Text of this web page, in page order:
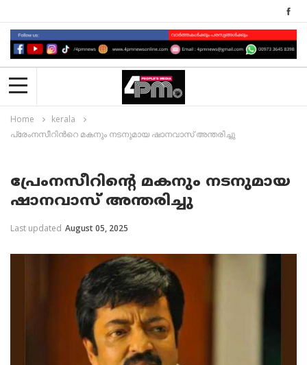
Home
kerala
പ്രേംനസീറിന്‍റെ മകനും നടനുമായ ഷാനവാസ് അന്തരിച്ചു
പ്രേംനസീറിന്‍റെ മകനും നടനുമായ
ഷാനവാസ് അന്തരിച്ചു
Last updated August 05, 2025